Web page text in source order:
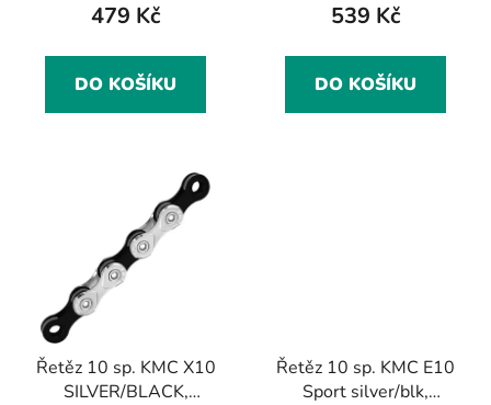
479 Kč
DO KOŠÍKU
539 Kč
DO KOŠÍKU
Řetěz 10 sp. KMC X10
SILVER/BLACK,
Řetěz 10 sp. KMC E10
Sport silver/blk,